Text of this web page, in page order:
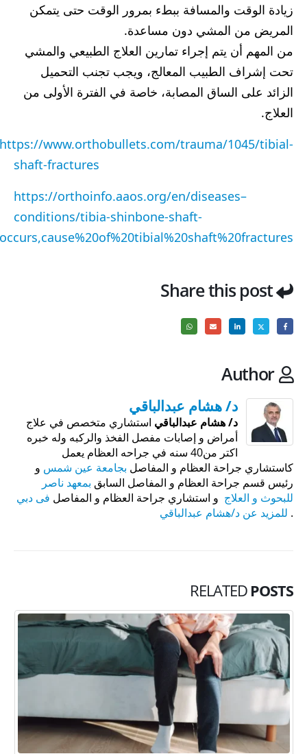
زيادة الوقت والمسافة ببطء بمرور الوقت حتى يتمكن
المريض من المشي دون مساعدة.
من المهم أن يتم إجراء تمارين العلاج الطبيعي والمشي
تحت إشراف الطبيب المعالج، ويجب تجنب التحميل
الزائد على الساق المصابة، خاصة في الفترة الأولى من
العلاج.
https://www.orthobullets.com/trauma/1045/tibial-
shaft-fractures
https://orthoinfo.aaos.org/en/diseases–
conditions/tibia-shinbone-shaft-
Share this post
Author
د/ هشام عبدالباقي
د/ هشام عبدالباقي استشاري متخصص في علاج
أمراض و إصابات مفصل الفخذ والركبه وله خبره
اكتر من40 سنه في جراحه العظام يعمل
كاستشاري جراحة العظام و المفاصل بجامعة عين شمس و
رئيس قسم جراحة العظام و المفاصل السابق بمعهد ناصر
للبحوث و العلاج و استشاري جراحة العظام و المفاصل فى دبي
. للمزيد عن د/هشام عبدالباقي
RELATED POSTS